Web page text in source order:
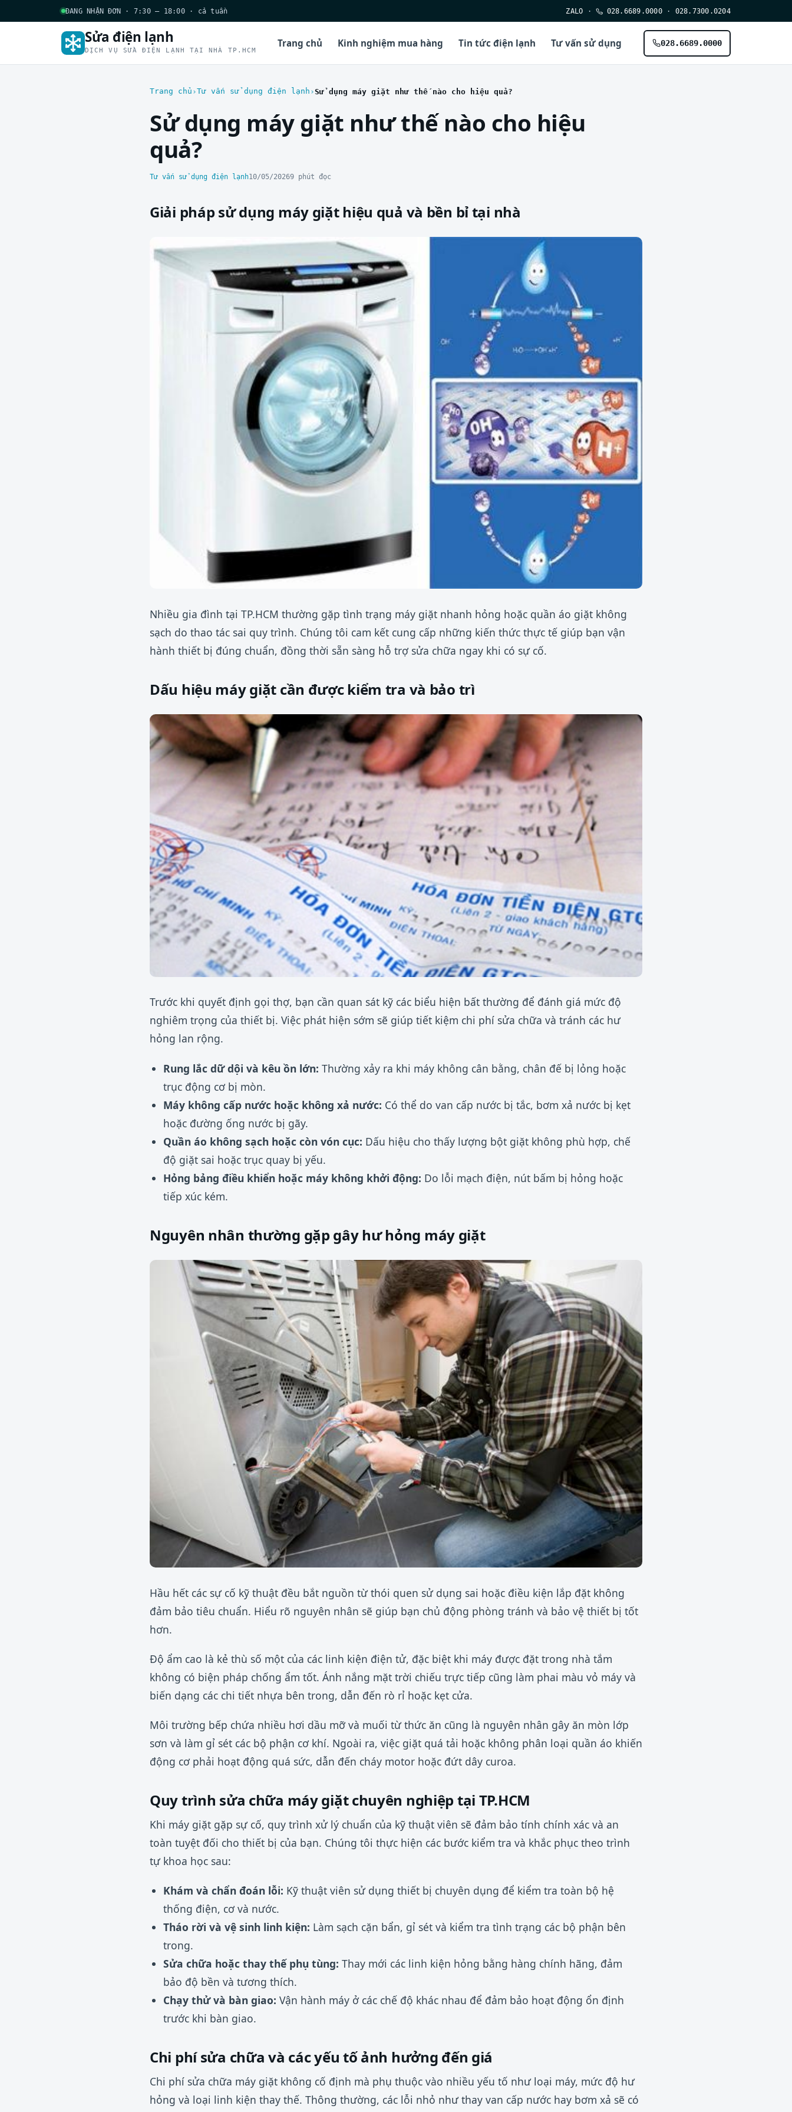
ĐANG NHẬN ĐƠN · 7:30 – 18:00 · cả tuần ZALO · 028.6689.0000 · 028.7300.0204
Sửa điện lạnh
DỊCH VỤ SỬA ĐIỆN LẠNH TẠI NHÀ TP.HCM
Trang chủ Kinh nghiệm mua hàng Tin tức điện lạnh Tư vấn sử dụng 028.6689.0000
Trang chủ Tư vấn sử dụng điện lạnh Sử dụng máy giặt như thế nào cho hiệu quả?
Sử dụng máy giặt như thế nào cho hiệu
quả?
Tư vấn sử dụng điện lạnh10/05/20269 phút đọc
Giải pháp sử dụng máy giặt hiệu quả và bền bỉ tại nhà
Nhiều gia đình tại TP.HCM thường gặp tình trạng máy giặt nhanh hỏng hoặc quần áo giặt không
sạch do thao tác sai quy trình. Chúng tôi cam kết cung cấp những kiến thức thực tế giúp bạn vận
hành thiết bị đúng chuẩn, đồng thời sẵn sàng hỗ trợ sửa chữa ngay khi có sự cố.
Dấu hiệu máy giặt cần được kiểm tra và bảo trì
Trước khi quyết định gọi thợ, bạn cần quan sát kỹ các biểu hiện bất thường để đánh giá mức độ
nghiêm trọng của thiết bị. Việc phát hiện sớm sẽ giúp tiết kiệm chi phí sửa chữa và tránh các hư
hỏng lan rộng.
Rung lắc dữ dội và kêu ồn lớn: Thường xảy ra khi máy không cân bằng, chân đế bị lỏng hoặc
trục động cơ bị mòn.
Máy không cấp nước hoặc không xả nước: Có thể do van cấp nước bị tắc, bơm xả nước bị kẹt
hoặc đường ống nước bị gãy.
Quần áo không sạch hoặc còn vón cục: Dấu hiệu cho thấy lượng bột giặt không phù hợp, chế
độ giặt sai hoặc trục quay bị yếu.
Hỏng bảng điều khiển hoặc máy không khởi động: Do lỗi mạch điện, nút bấm bị hỏng hoặc
tiếp xúc kém.
Nguyên nhân thường gặp gây hư hỏng máy giặt
Hầu hết các sự cố kỹ thuật đều bắt nguồn từ thói quen sử dụng sai hoặc điều kiện lắp đặt không
đảm bảo tiêu chuẩn. Hiểu rõ nguyên nhân sẽ giúp bạn chủ động phòng tránh và bảo vệ thiết bị tốt
hơn.
Độ ẩm cao là kẻ thù số một của các linh kiện điện tử, đặc biệt khi máy được đặt trong nhà tắm
không có biện pháp chống ẩm tốt. Ánh nắng mặt trời chiếu trực tiếp cũng làm phai màu vỏ máy và
biến dạng các chi tiết nhựa bên trong, dẫn đến rò rỉ hoặc kẹt cửa.
Môi trường bếp chứa nhiều hơi dầu mỡ và muối từ thức ăn cũng là nguyên nhân gây ăn mòn lớp
sơn và làm gỉ sét các bộ phận cơ khí. Ngoài ra, việc giặt quá tải hoặc không phân loại quần áo khiến
động cơ phải hoạt động quá sức, dẫn đến cháy motor hoặc đứt dây curoa.
Quy trình sửa chữa máy giặt chuyên nghiệp tại TP.HCM
Khi máy giặt gặp sự cố, quy trình xử lý chuẩn của kỹ thuật viên sẽ đảm bảo tính chính xác và an
toàn tuyệt đối cho thiết bị của bạn. Chúng tôi thực hiện các bước kiểm tra và khắc phục theo trình
tự khoa học sau:
Khám và chẩn đoán lỗi: Kỹ thuật viên sử dụng thiết bị chuyên dụng để kiểm tra toàn bộ hệ
thống điện, cơ và nước.
Tháo rời và vệ sinh linh kiện: Làm sạch cặn bẩn, gỉ sét và kiểm tra tình trạng các bộ phận bên
trong.
Sửa chữa hoặc thay thế phụ tùng: Thay mới các linh kiện hỏng bằng hàng chính hãng, đảm
bảo độ bền và tương thích.
Chạy thử và bàn giao: Vận hành máy ở các chế độ khác nhau để đảm bảo hoạt động ổn định
trước khi bàn giao.
Chi phí sửa chữa và các yếu tố ảnh hưởng đến giá
Chi phí sửa chữa máy giặt không cố định mà phụ thuộc vào nhiều yếu tố như loại máy, mức độ hư
hỏng và loại linh kiện thay thế. Thông thường, các lỗi nhỏ như thay van cấp nước hay bơm xả sẽ có